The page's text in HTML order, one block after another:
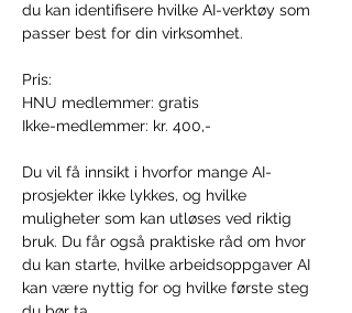
du kan identifisere hvilke AI-verktøy som
passer best for din virksomhet.
Pris:
HNU medlemmer: gratis
Ikke-medlemmer: kr. 400,-
Du vil få innsikt i hvorfor mange AI-
prosjekter ikke lykkes, og hvilke
muligheter som kan utløses ved riktig
bruk. Du får også praktiske råd om hvor
du kan starte, hvilke arbeidsoppgaver AI
kan være nyttig for og hvilke første steg